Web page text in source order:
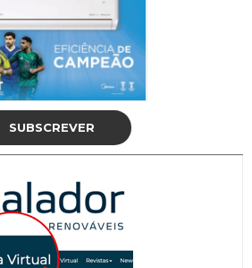
SUBSCREVER